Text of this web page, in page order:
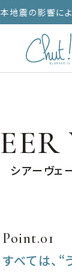
震の影響によ
シアーヴェ
Point.01
すべては、